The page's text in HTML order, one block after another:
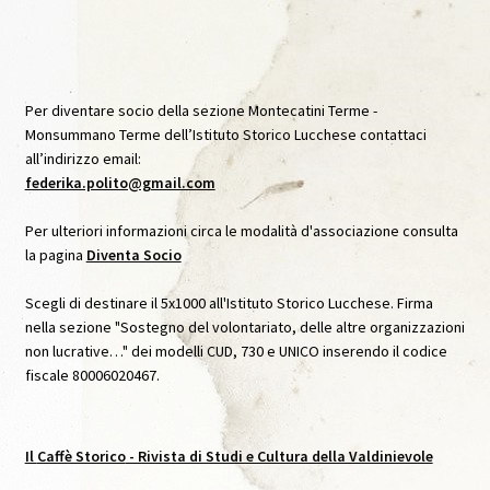
Audioguida Le carte Svelate
Audioguida Venturi
Biblioteca
Caffè Storico
Caffè Storico, IX, Agosto 2020
Caffè Storico, VII, Settembre 2019
Per diventare socio della sezione Montecatini Terme -
Monsummano Terme dell’Istituto Storico Lucchese contattaci
all’indirizzo email:
federika.polito@gmail.com
Per ulteriori informazioni circa le modalità d'associazione consulta
la pagina Diventa Socio
Scegli di destinare il 5x1000 all'Istituto Storico Lucchese. Firma
nella sezione "Sostegno del volontariato, delle altre organizzazioni
non lucrative…" dei modelli CUD, 730 e UNICO inserendo il codice
fiscale 80006020467.
Il Caffè Storico- Rivista di Studi e Cultura della Valdinievole